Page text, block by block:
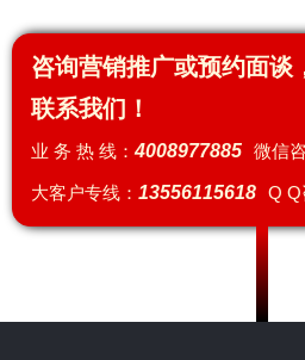
咨询营销推广或预约面谈
联系我们！
业 务 热 线：4008977885 微信
大客户专线： 13556115618 Q Q